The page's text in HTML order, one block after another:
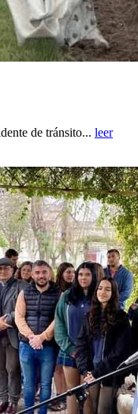
de tránsito... leer